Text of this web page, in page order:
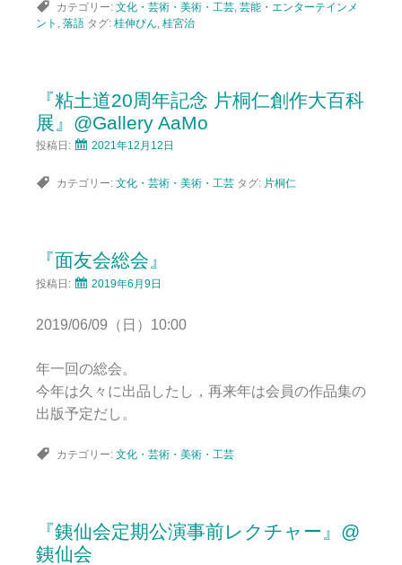
カテゴリー: 文化・芸術・美術・工芸, 芸能・エンターテインメ
ント , 落語 タグ: 桂伸ぴん, 桂宮治
『粘土道20周年記念 片桐仁創作大百科
展』@Gallery AaMo
投稿日: 2021年12月12日
カテゴリー: 文化・芸術・美術・工芸 タグ: 片桐仁
『面友会総会』
投稿日: 2019年6月9日
2019/06/09（日）10:00
年一回の総会。
今年は久々に出品したし，再来年は会員の作品集の
出版予定だし。
カテゴリー: 文化・芸術・美術・工芸
『銕仙会定期公演事前レクチャー』@
銕仙会